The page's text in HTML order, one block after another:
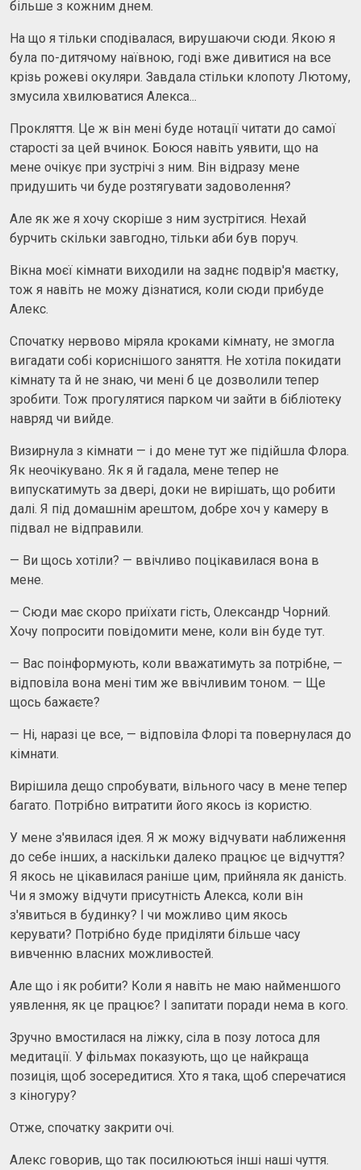
більше з кожним днем.
На що я тільки сподівалася, вирушаючи сюди. Якою я
була по-дитячому наївною, годі вже дивитися на все
крізь рожеві окуляри. Завдала стільки клопоту Лютому,
змусила хвилюватися Алекса...
Прокляття. Це ж він мені буде нотації читати до самої
старості за цей вчинок. Боюся навіть уявити, що на
мене очікує при зустрічі з ним. Він відразу мене
придушить чи буде розтягувати задоволення?
Але як же я хочу скоріше з ним зустрітися. Нехай
бурчить скільки завгодно, тільки аби був поруч.
Вікна моєї кімнати виходили на заднє подвір'я маєтку,
тож я навіть не можу дізнатися, коли сюди прибуде
Алекс.
Спочатку нервово міряла кроками кімнату, не змогла
вигадати собі кориснішого заняття. Не хотіла покидати
кімнату та й не знаю, чи мені б це дозволили тепер
зробити. Тож прогулятися парком чи зайти в бібліотеку
навряд чи вийде.
Визирнула з кімнати — і до мене тут же підійшла Флора.
Як неочікувано. Як я й гадала, мене тепер не
випускатимуть за двері, доки не вирішать, що робити
далі. Я під домашнім арештом, добре хоч у камеру в
підвал не відправили.
— Ви щось хотіли? — ввічливо поцікавилася вона в
мене.
— Сюди має скоро приїхати гість, Олександр Чорний.
Хочу попросити повідомити мене, коли він буде тут.
— Вас поінформують, коли вважатимуть за потрібне, —
відповіла вона мені тим же ввічливим тоном. — Ще
щось бажаєте?
— Ні, наразі це все, — відповіла Флорі та повернулася до
кімнати.
Вирішила дещо спробувати, вільного часу в мене тепер
багато. Потрібно витратити його якось із користю.
У мене з'явилася ідея. Я ж можу відчувати наближення
до себе інших, а наскільки далеко працює це відчуття?
Я якось не цікавилася раніше цим, прийняла як даність.
Чи я зможу відчути присутність Алекса, коли він
з'явиться в будинку? І чи можливо цим якось
керувати? Потрібно буде приділяти більше часу
вивченню власних можливостей.
Але що і як робити? Коли я навіть не маю найменшого
уявлення, як це працює? І запитати поради нема в кого.
Зручно вмостилася на ліжку, сіла в позу лотоса для
медитації. У фільмах показують, що це найкраща
позиція, щоб зосередитися. Хто я така, щоб сперечатися
з кіногуру?
Отже, спочатку закрити очі.
Алекс говорив, що так посилюються інші наші чуття.